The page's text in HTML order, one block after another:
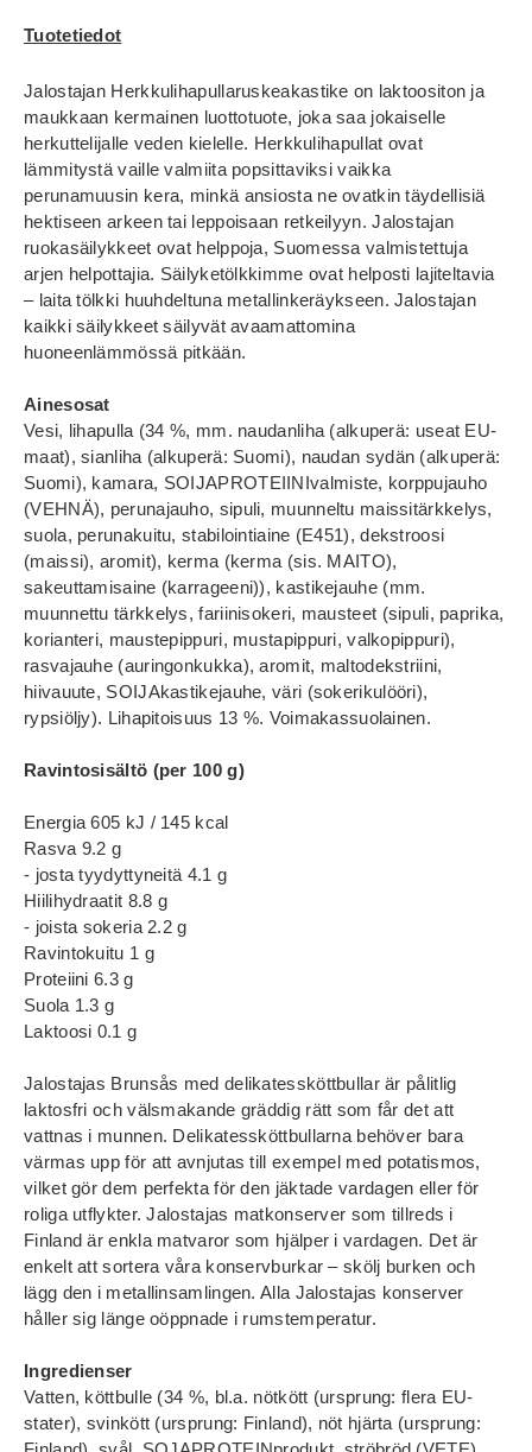
Tuotetiedot
Jalostajan Herkkulihapullaruskeakastike on laktoositon ja
maukkaan kermainen luottotuote, joka saa jokaiselle
herkuttelijalle veden kielelle. Herkkulihapullat ovat
lämmitystä vaille valmiita popsittaviksi vaikka
perunamuusin kera, minkä ansiosta ne ovatkin täydellisiä
hektiseen arkeen tai leppoisaan retkeilyyn. Jalostajan
ruokasäilykkeet ovat helppoja, Suomessa valmistettuja
arjen helpottajia. Säilyketölkkimme ovat helposti lajiteltavia
– laita tölkki huuhdeltuna metallinkeräykseen. Jalostajan
kaikki säilykkeet säilyvät avaamattomina
huoneenlämmössä pitkään.
Ainesosat
Vesi, lihapulla (34 %, mm. naudanliha (alkuperä: useat EU-
maat), sianliha (alkuperä: Suomi), naudan sydän (alkuperä:
Suomi), kamara, SOIJAPROTEIINIvalmiste, korppujauho
(VEHNÄ), perunajauho, sipuli, muunneltu maissitärkkelys,
suola, perunakuitu, stabilointiaine (E451), dekstroosi
(maissi), aromit), kerma (kerma (sis. MAITO),
sakeuttamisaine (karrageeni)), kastikejauhe (mm.
muunnettu tärkkelys, fariinisokeri, mausteet (sipuli, paprika,
korianteri, maustepippuri, mustapippuri, valkopippuri),
rasvajauhe (auringonkukka), aromit, maltodekstriini,
hiivauute, SOIJAkastikejauhe, väri (sokerikulööri),
rypsiöljy). Lihapitoisuus 13 %. Voimakassuolainen.
Ravintosisältö (per 100 g)
Energia 605 kJ / 145 kcal
Rasva 9.2 g
- josta tyydyttyneitä 4.1 g
Hiilihydraatit 8.8 g
- joista sokeria 2.2 g
Ravintokuitu 1 g
Proteiini 6.3 g
Suola 1.3 g
Laktoosi 0.1 g
Jalostajas Brunsås med delikatessköttbullar är pålitlig
laktosfri och välsmakande gräddig rätt som får det att
vattnas i munnen. Delikatessköttbullarna behöver bara
värmas upp för att avnjutas till exempel med potatismos,
vilket gör dem perfekta för den jäktade vardagen eller för
roliga utflykter. Jalostajas matkonserver som tillreds i
Finland är enkla matvaror som hjälper i vardagen. Det är
enkelt att sortera våra konservburkar – skölj burken och
lägg den i metallinsamlingen. Alla Jalostajas konserver
håller sig länge oöppnade i rumstemperatur.
Ingredienser
Vatten, köttbulle (34 %, bl.a. nötkött (ursprung: flera EU-
stater), svinkött (ursprung: Finland), nöt hjärta (ursprung: